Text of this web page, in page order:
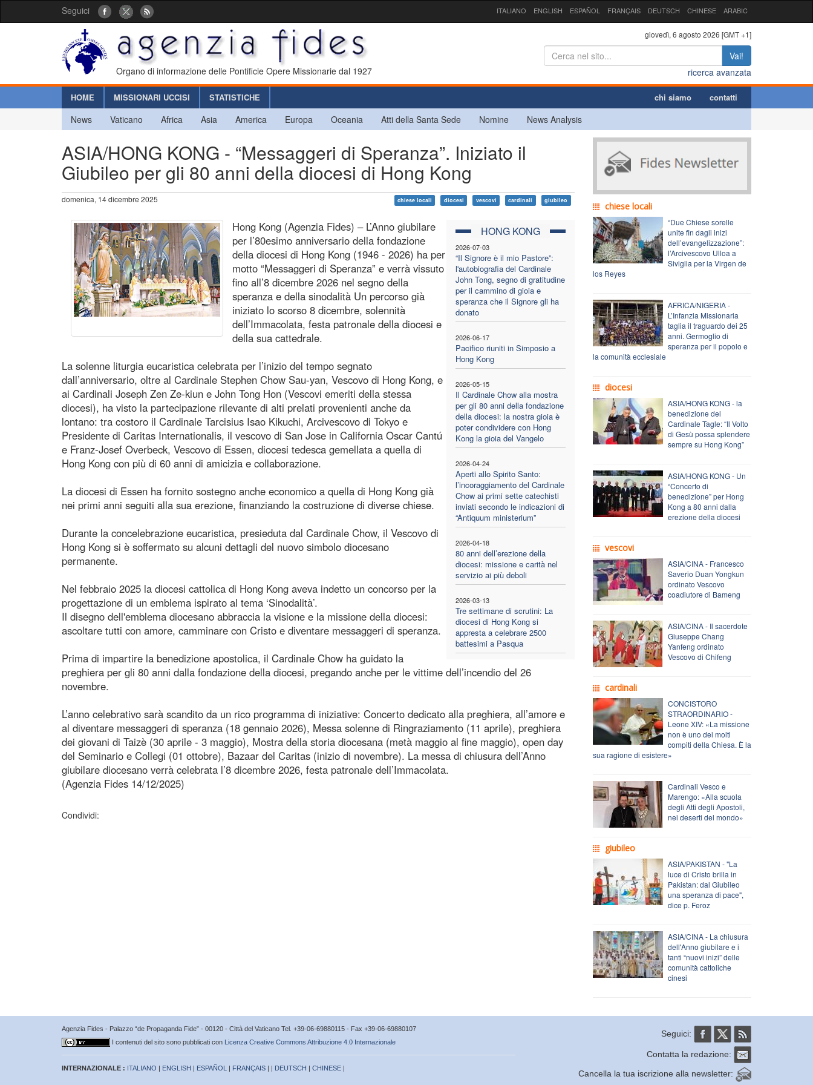
Seguici ITALIANO ENGLISH ESPAÑOL FRANÇAIS DEUTSCH CHINESE ARABIC
Organo di informazione delle Pontificie Opere Missionarie dal 1927
giovedì, 6 agosto 2026 [GMT +1]
Vai!
ricerca avanzata
HOME MISSIONARI UCCISI STATISTICHE chi siamo contatti
News Vaticano Africa Asia America Europa Oceania Atti della Santa Sede Nomine News Analysis
ASIA/HONG KONG - “Messaggeri di Speranza”. Iniziato il
Giubileo per gli 80 anni della diocesi di Hong Kong
domenica, 14 dicembre 2025 chiese locali diocesi vescovi cardinali giubileo
HONG KONG
2026-07-03
“Il Signore è il mio Pastore”:
l'autobiografia del Cardinale
John Tong, segno di gratitudine
per il cammino di gioia e
speranza che il Signore gli ha
donato
2026-06-17
Pacifico riuniti in Simposio a
Hong Kong
2026-05-15
Il Cardinale Chow alla mostra
per gli 80 anni della fondazione
della diocesi: la nostra gioia è
poter condividere con Hong
Kong la gioia del Vangelo
2026-04-24
Aperti allo Spirito Santo:
l’incoraggiamento del Cardinale
Chow ai primi sette catechisti
inviati secondo le indicazioni di
“Antiquum ministerium”
2026-04-18
80 anni dell’erezione della
diocesi: missione e carità nel
servizio ai più deboli
2026-03-13
Tre settimane di scrutini: La
diocesi di Hong Kong si
appresta a celebrare 2500
battesimi a Pasqua
Hong Kong (Agenzia Fides) – L’Anno giubilare
per l’80esimo anniversario della fondazione
della diocesi di Hong Kong (1946 - 2026) ha per
motto “Messaggeri di Speranza” e verrà vissuto
fino all’8 dicembre 2026 nel segno della
speranza e della sinodalità Un percorso già
iniziato lo scorso 8 dicembre, solennità
dell’Immacolata, festa patronale della diocesi e
della sua cattedrale.
La solenne liturgia eucaristica celebrata per l’inizio del tempo segnato
dall’anniversario, oltre al Cardinale Stephen Chow Sau-yan, Vescovo di Hong Kong, e
ai Cardinali Joseph Zen Ze-kiun e John Tong Hon (Vescovi emeriti della stessa
diocesi), ha visto la partecipazione rilevante di alti prelati provenienti anche da
lontano: tra costoro il Cardinale Tarcisius Isao Kikuchi, Arcivescovo di Tokyo e
Presidente di Caritas Internationalis, il vescovo di San Jose in California Oscar Cantú
e Franz-Josef Overbeck, Vescovo di Essen, diocesi tedesca gemellata a quella di
Hong Kong con più di 60 anni di amicizia e collaborazione.
La diocesi di Essen ha fornito sostegno anche economico a quella di Hong Kong già
nei primi anni seguiti alla sua erezione, finanziando la costruzione di diverse chiese.
Durante la concelebrazione eucaristica, presieduta dal Cardinale Chow, il Vescovo di
Hong Kong si è soffermato su alcuni dettagli del nuovo simbolo diocesano
permanente.
Nel febbraio 2025 la diocesi cattolica di Hong Kong aveva indetto un concorso per la
progettazione di un emblema ispirato al tema ‘Sinodalità’.
Il disegno dell'emblema diocesano abbraccia la visione e la missione della diocesi:
ascoltare tutti con amore, camminare con Cristo e diventare messaggeri di speranza.
Prima di impartire la benedizione apostolica, il Cardinale Chow ha guidato la
preghiera per gli 80 anni dalla fondazione della diocesi, pregando anche per le vittime dell’incendio del 26
novembre.
L’anno celebrativo sarà scandito da un rico programma di iniziative: Concerto dedicato alla preghiera, all’amore e
al diventare messaggeri di speranza (18 gennaio 2026), Messa solenne di Ringraziamento (11 aprile), preghiera
dei giovani di Taizè (30 aprile - 3 maggio), Mostra della storia diocesana (metà maggio al fine maggio), open day
del Seminario e Collegi (01 ottobre), Bazaar del Caritas (inizio di novembre). La messa di chiusura dell’Anno
giubilare diocesano verrà celebrata l’8 dicembre 2026, festa patronale dell’Immacolata.
(Agenzia Fides 14/12/2025)
Condividi:
chiese locali
“Due Chiese sorelle
unite fin dagli inizi
dell’evangelizzazione”:
l’Arcivescovo Ulloa a
Siviglia per la Virgen de
los Reyes
AFRICA/NIGERIA -
L’Infanzia Missionaria
taglia il traguardo dei 25
anni. Germoglio di
speranza per il popolo e
la comunità ecclesiale
diocesi
ASIA/HONG KONG - la
benedizione del
Cardinale Tagle: “Il Volto
di Gesù possa splendere
sempre su Hong Kong”
ASIA/HONG KONG - Un
“Concerto di
benedizione” per Hong
Kong a 80 anni dalla
erezione della diocesi
vescovi
ASIA/CINA - Francesco
Saverio Duan Yongkun
ordinato Vescovo
coadiutore di Bameng
ASIA/CINA - Il sacerdote
Giuseppe Chang
Yanfeng ordinato
Vescovo di Chifeng
cardinali
CONCISTORO
STRAORDINARIO -
Leone XIV: «La missione
non è uno dei molti
compiti della Chiesa. È la
sua ragione di esistere»
Cardinali Vesco e
Marengo: «Alla scuola
degli Atti degli Apostoli,
nei deserti del mondo»
giubileo
ASIA/PAKISTAN - "La
luce di Cristo brilla in
Pakistan: dal Giubileo
una speranza di pace",
dice p. Feroz
ASIA/CINA - La chiusura
dell'Anno giubilare e i
tanti “nuovi inizi” delle
comunità cattoliche
cinesi
Agenzia Fides - Palazzo “de Propaganda Fide” - 00120 - Città del Vaticano Tel. +39-06-69880115 - Fax +39-06-69880107
I contenuti del sito sono pubblicati con Licenza Creative Commons Attribuzione 4.0 Internazionale
INTERNAZIONALE : ITALIANO | ENGLISH | ESPAÑOL | FRANÇAIS | | DEUTSCH | CHINESE |
Seguici:
Contatta la redazione:
Cancella la tua iscrizione alla newsletter: